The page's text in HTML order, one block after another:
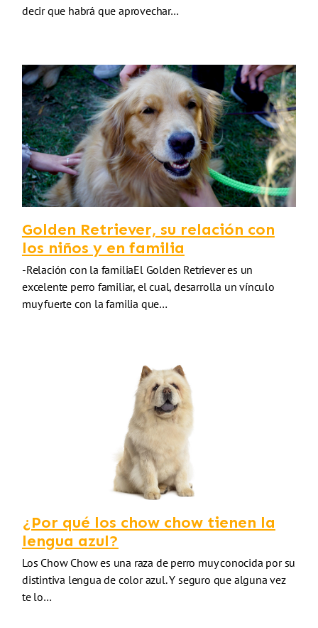
decir que habrá que aprovechar…
Golden Retriever, su relación con
los niños y en familia
-Relación con la familiaEl Golden Retriever es un
excelente perro familiar, el cual, desarrolla un vínculo
muy fuerte con la familia que…
¿Por qué los chow chow tienen la
lengua azul?
Los Chow Chow es una raza de perro muy conocida por su
distintiva lengua de color azul. Y seguro que alguna vez
te lo…